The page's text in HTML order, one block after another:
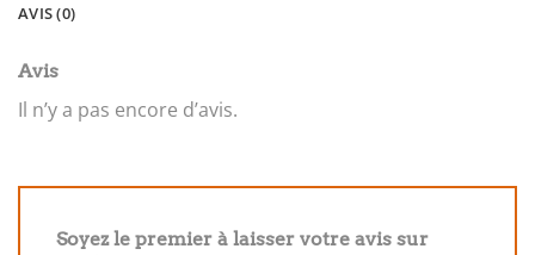
AVIS (0)
Avis
Il n’y a pas encore d’avis.
Soyez le premier à laisser votre avis sur